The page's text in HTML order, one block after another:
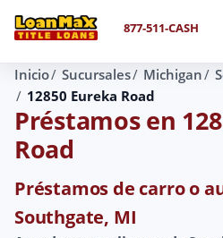
877-511-CASH
Inicio Sucursales Michigan
12850 Eureka Road
Préstamos en
Road
Préstamos de carro o
Southgate, MI